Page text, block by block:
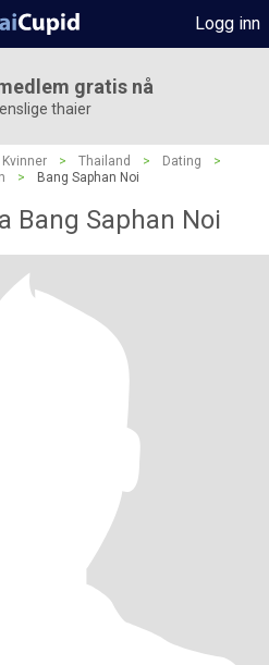
Logg inn
gratis nå
thaier
Kvinner > Thailand > Dating
>
> Bang Saphan Noi
Bang Saphan Noi